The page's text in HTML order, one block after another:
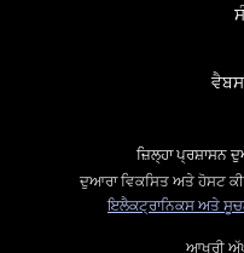
ਜ਼ਿਲ੍ਹਾ ਪ੍ਰਸ਼ਾਸਨ
ਦੁਆਰਾ ਵਿਕਸਿਤ ਅਤੇ ਹੋਸਟ
ਇਲੈਕਟ੍ਰਾਨਿਕਸ ਅਤੇ
ਆਖਰੀ